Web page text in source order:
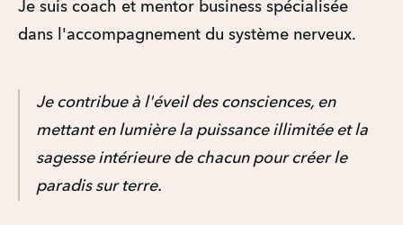
Je suis coach et mentor business spécialisée
dans l'accompagnement du système nerveux.
Je contribue à l'éveil des consciences, en
mettant en lumière la puissance illimitée et la
sagesse intérieure de chacun pour créer le
paradis sur terre.